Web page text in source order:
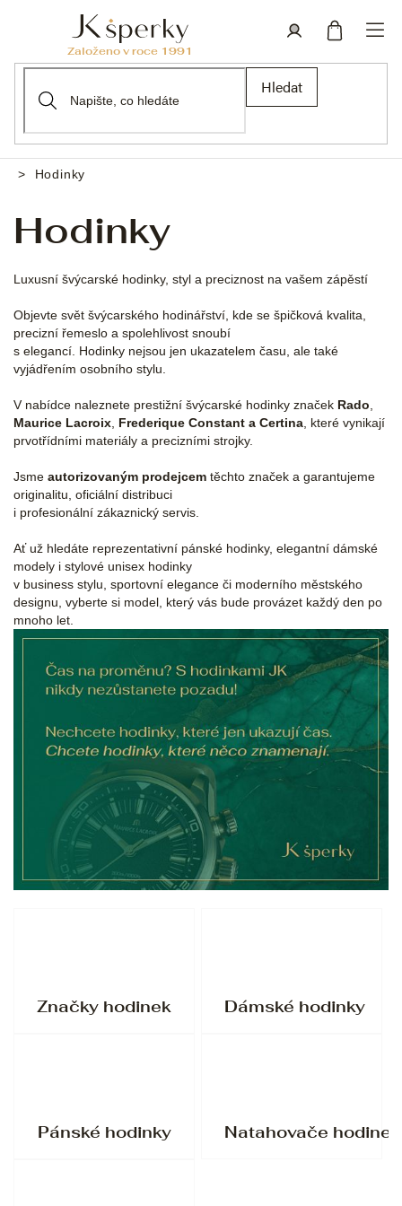
Hledat
Hodinky
Hodinky
Luxusní švýcarské hodinky, styl a preciznost na vašem zápěstí
Objevte svět švýcarského hodinářství, kde se špičková kvalita,
precizní řemeslo a spolehlivost snoubí
s elegancí. Hodinky nejsou jen ukazatelem času, ale také
vyjádřením osobního stylu.
V nabídce naleznete prestižní švýcarské hodinky značek Rado
Maurice Lacroix Frederique Constant a Certina , které vynikají
prvotřídními materiály a precizními strojky.
Jsme autorizovaným prodejcem těchto značek a garantujeme
originalitu, oficiální distribuci
i profesionální zákaznický servis.
Ať už hledáte reprezentativní pánské hodinky, elegantní dámské
modely i stylové unisex hodinky
v business stylu, sportovní elegance či moderního městského
designu, vyberte si model, který vás bude provázet každý den po
mnoho let.
Značky hodinek Dámské hodinky
Pánské hodinky Natahovače hodinek